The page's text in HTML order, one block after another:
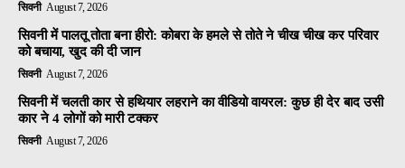
सिवनी August 7, 2026
सिवनी में पालतू तोता बना हीरो: कोबरा के हमले से तोते ने चीख चीख कर परिवार
को बचाया, खुद की दी जान
सिवनी August 7, 2026
सिवनी में चलती कार से हथियार लहराने का वीडियो वायरल: कुछ ही देर बाद उसी
कार ने 4 लोगों को मारी टक्कर
सिवनी August 7, 2026